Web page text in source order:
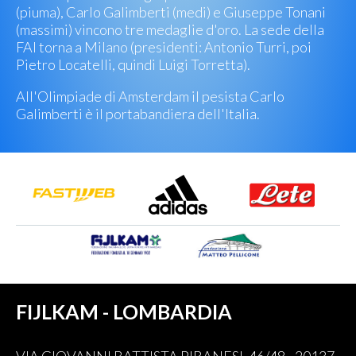
(piuma), Carlo Galimberti (medi) e Giuseppe Tonani
(massimi) vincono tre medaglie d'oro. La sede della
FAI torna a Milano (presidenti: Antonio Turri, poi
Pietro Locatelli, quindi Luigi Torretta).
All'Olimpiade di Amsterdam il pesista Carlo
Galimberti è il portabandiera dell'Italia.
FIJLKAM - LOMBARDIA